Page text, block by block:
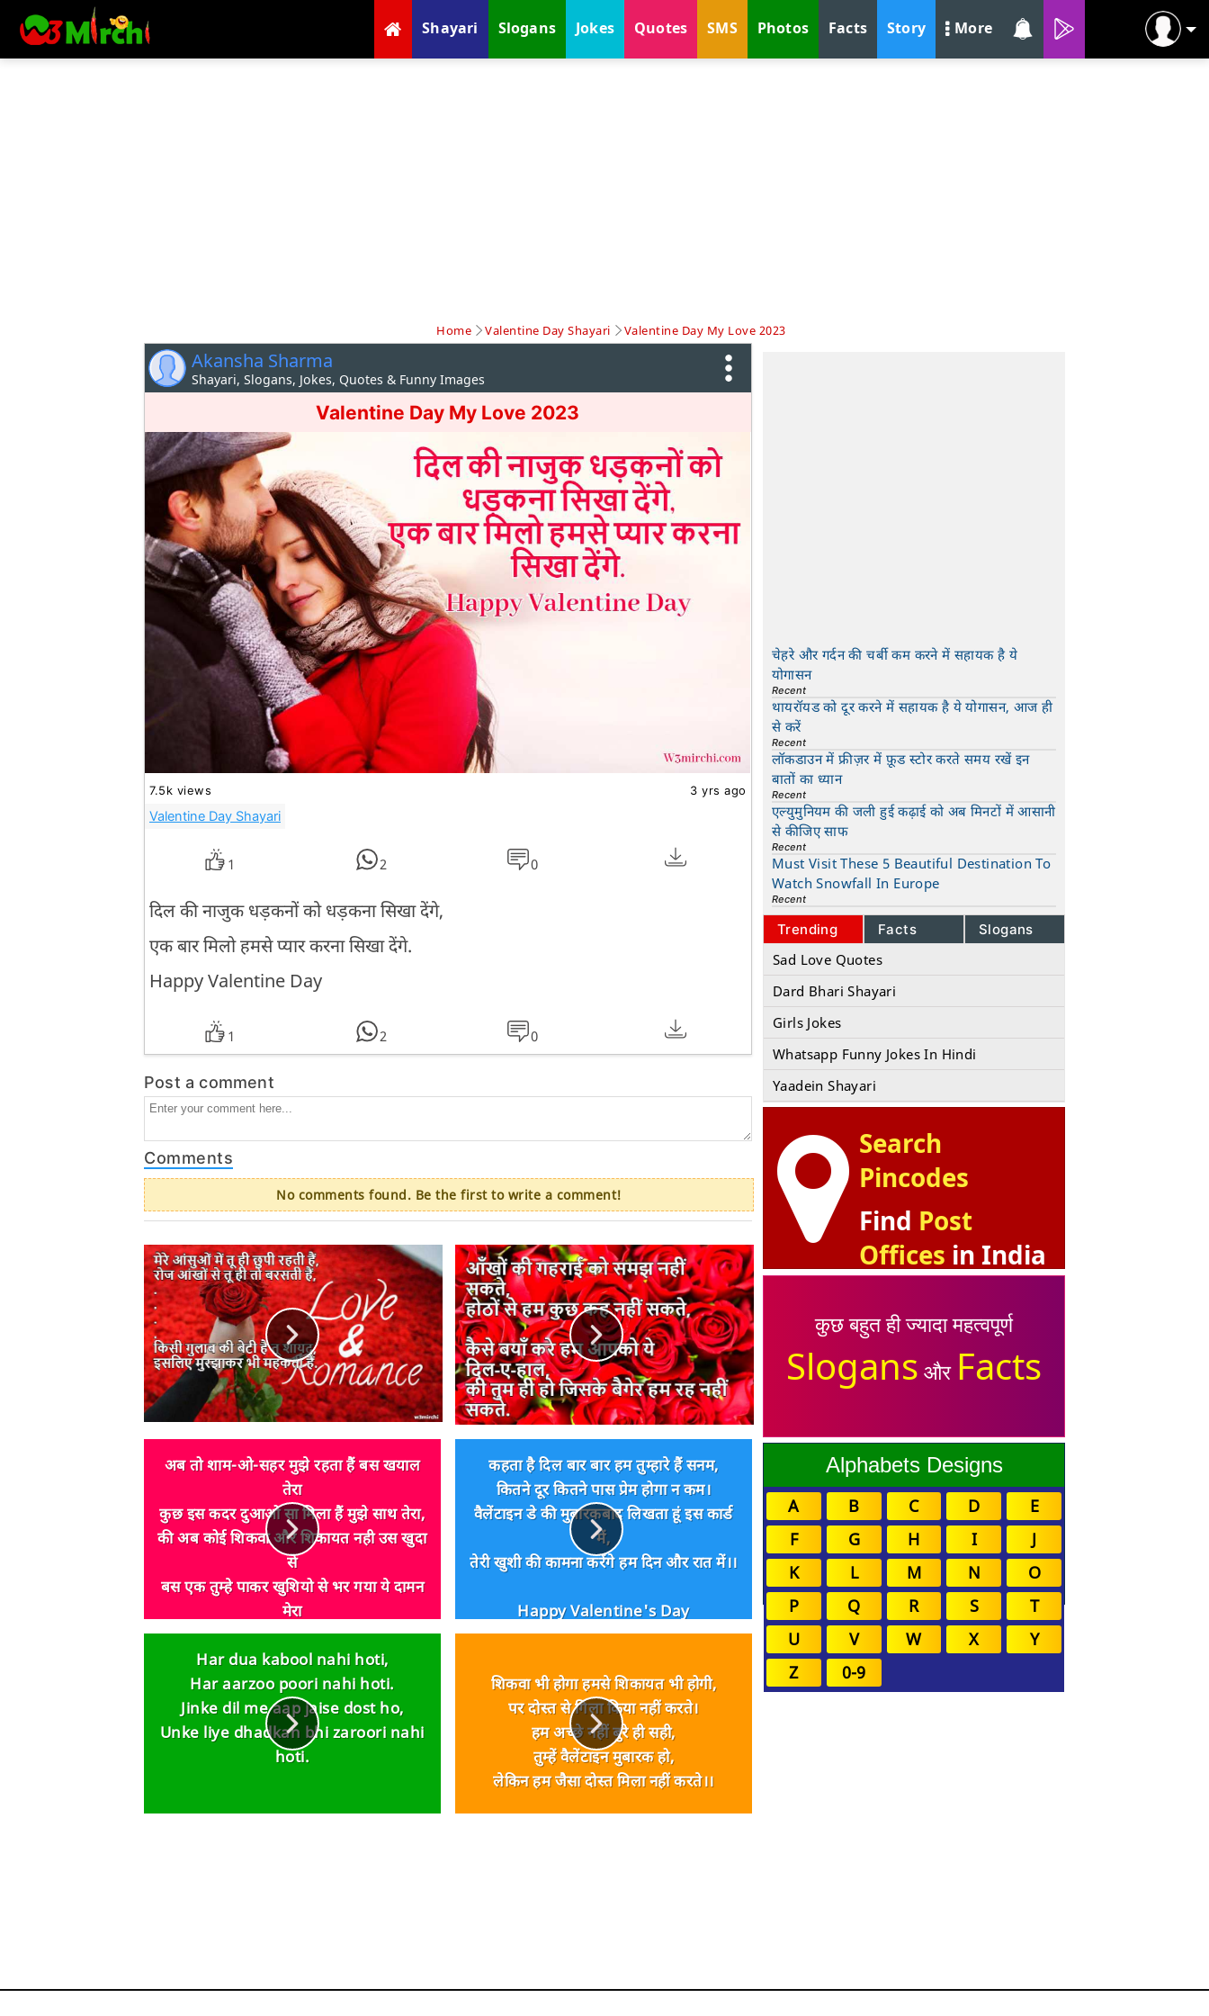
Shayari Slogans Jokes Quotes SMS Photos Facts Story More
Home Valentine Day Shayari Valentine Day My Love 2023
Akansha Sharma
Shayari, Slogans, Jokes, Quotes & Funny Images
Valentine Day My Love 2023
7.5k views 3 yrs ago
Valentine Day Shayari
1 2 0
दिल की नाजुक धड़कनों को धड़कना सिखा देंगे,
एक बार मिलो हमसे प्यार करना सिखा देंगे.
Happy Valentine Day
1 2 0
Post a comment
Comments
No comments found. Be the first to write a comment!
अब तो शाम-ओ-सहर मुझे रहता हैं बस खयाल
तेरा
कुछ इस कदर दुआओ सा मिला हैं मुझे साथ तेरा,
की अब कोई शिकवा और शिकायत नही उस खुदा
से
बस एक तुम्हे पाकर खुशियो से भर गया ये दामन
मेरा
कहता है दिल बार बार हम तुम्हारे हैं सनम,
कितने दूर कितने पास प्रेम होगा न कम।
वैलेंटाइन डे की मुबारकबाद लिखता हूं इस कार्ड
में,
तेरी खुशी की कामना करेंगे हम दिन और रात में।।
Happy Valentine's Day
Har dua kabool nahi hoti,
Har aarzoo poori nahi hoti.
Jinke dil me aap jaise dost ho,
Unke liye dhadkan bhi zaroori nahi
hoti.
शिकवा भी होगा हमसे शिकायत भी होगी,
पर दोस्त से गिला किया नहीं करते।
हम अच्छे नहीं बुरे ही सही,
तुम्हें वैलेंटाइन मुबारक हो,
लेकिन हम जैसा दोस्त मिला नहीं करते।।
चेहरे और गर्दन की चर्बी कम करने में सहायक है ये
योगासन
Recent
थायरॉयड को दूर करने में सहायक है ये योगासन, आज ही
से करें
Recent
लॉकडाउन में फ्रीज़र में फ़ूड स्टोर करते समय रखें इन
बातों का ध्यान
Recent
एल्युमुनियम की जली हुई कढ़ाई को अब मिनटों में आसानी
से कीजिए साफ
Recent
Must Visit These 5 Beautiful Destination To
Watch Snowfall In Europe
Recent
Trending Facts Slogans
Sad Love Quotes
Dard Bhari Shayari
Girls Jokes
Whatsapp Funny Jokes In Hindi
Yaadein Shayari
Search
Pincodes
Find Post
Offices in India
कुछ बहुत ही ज्यादा महत्वपूर्ण
Slogans और Facts
Alphabets Designs
A B C D
E
F
G H I
J
K
L M N
O
P
Q R S
T
U
V W X
Y
Z
0-9